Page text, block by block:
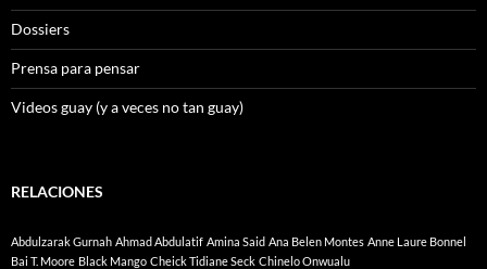
Dossiers
Prensa para pensar
Videos guay (y a veces no tan guay)
RELACIONES
Abdulzarak Gurnah Ahmad Abdulatif Amina Said Ana Belen Montes Anne Laure Bonnel
Bai T. Moore Black Mango Cheick Tidiane Seck Chinelo Onwualu